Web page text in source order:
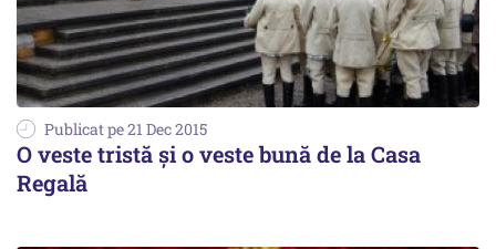
Publicat pe 21 Dec 2015
O veste tristă și o veste bună de la Casa
Regală